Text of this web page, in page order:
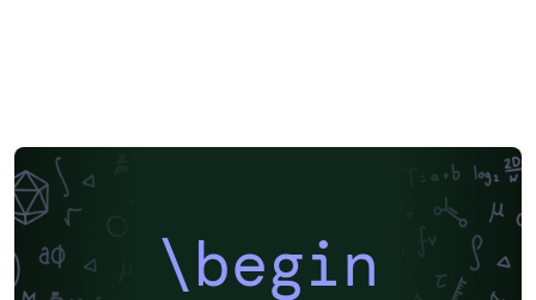
\begin